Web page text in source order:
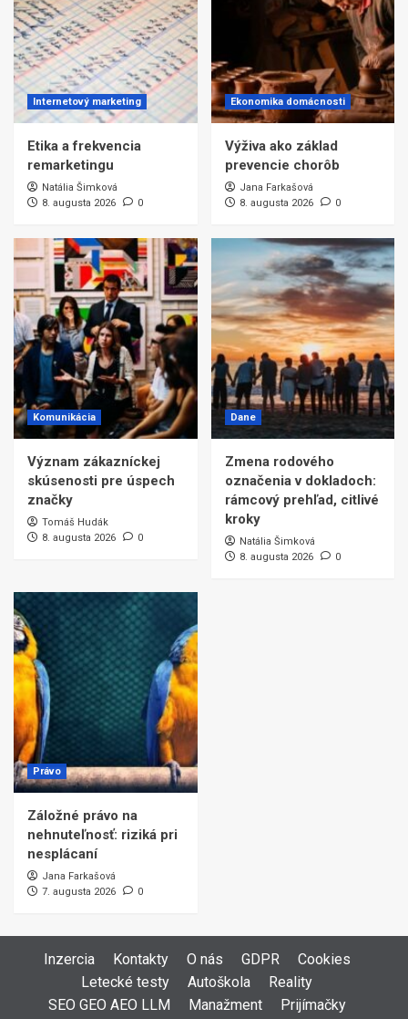
Internetový marketing
Etika a frekvencia
remarketingu
Natália Šimková
8. augusta 2026
0
Ekonomika domácnosti
Výživa ako základ
prevencie chorôb
Jana Farkašová
8. augusta 2026
0
Komunikácia
Význam zákazníckej
skúsenosti pre úspech
značky
Tomáš Hudák
8. augusta 2026
0
Dane
Zmena rodového
označenia v dokladoch:
rámcový prehľad, citlivé
kroky
Natália Šimková
8. augusta 2026
0
Právo
Záložné právo na
nehnuteľnosť: riziká pri
nesplácaní
Jana Farkašová
7. augusta 2026
0
Inzercia Kontakty O nás GDPR
Cookies
Letecké testy
Autoškola
Reality
SEO GEO AEO LLM
Manažment Prijímačky